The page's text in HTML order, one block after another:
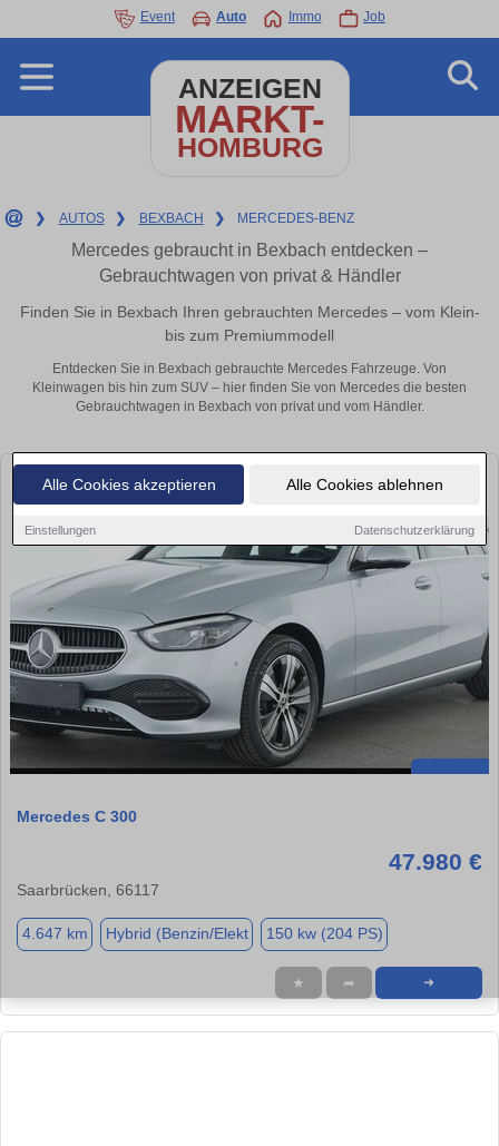
Alle Cookies akzeptieren Alle Cookies ablehnen
Einstellungen Datenschutzerklärung
Event Auto Immo Job
ANZEIGEN
MARKT-
HOMBURG
❯ AUTOS ❯ BEXBACH ❯ MERCEDES-BENZ
Mercedes gebraucht in Bexbach entdecken –
Gebrauchtwagen von privat & Händler
Finden Sie in Bexbach Ihren gebrauchten Mercedes – vom Klein-
bis zum Premiummodell
Entdecken Sie in Bexbach gebrauchte Mercedes Fahrzeuge. Von
Kleinwagen bis hin zum SUV – hier finden Sie von Mercedes die besten
Gebrauchtwagen in Bexbach von privat und vom Händler.
Mercedes C 300
47.980 €
Saarbrücken, 66117
4.647 km Hybrid (Benzin/Elekt 150 kw (204 PS)
★ ➦ ➜